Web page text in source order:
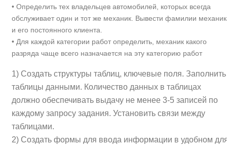
• Определить тех владельцев автомобилей, которых всегда
обслуживает один и тот же механик. Вывести фамилии
и его постоянного клиента.
• Для каждой категории работ определить, механик какого
разряда чаще всего назначается на эту категорию работ
1) Создать структуры таблиц, ключевые поля. Заполнить
таблицы данными. Количество данных в таблицах
должно обеспечивать выдачу не менее 3-5 записей по
каждому запросу задания. Установить связи между
таблицами.
2) Создать формы для ввода информации в удобном